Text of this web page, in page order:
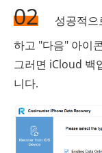
02
성공적으
하고 "다음" 아이
그러면 iCloud 백
니다.